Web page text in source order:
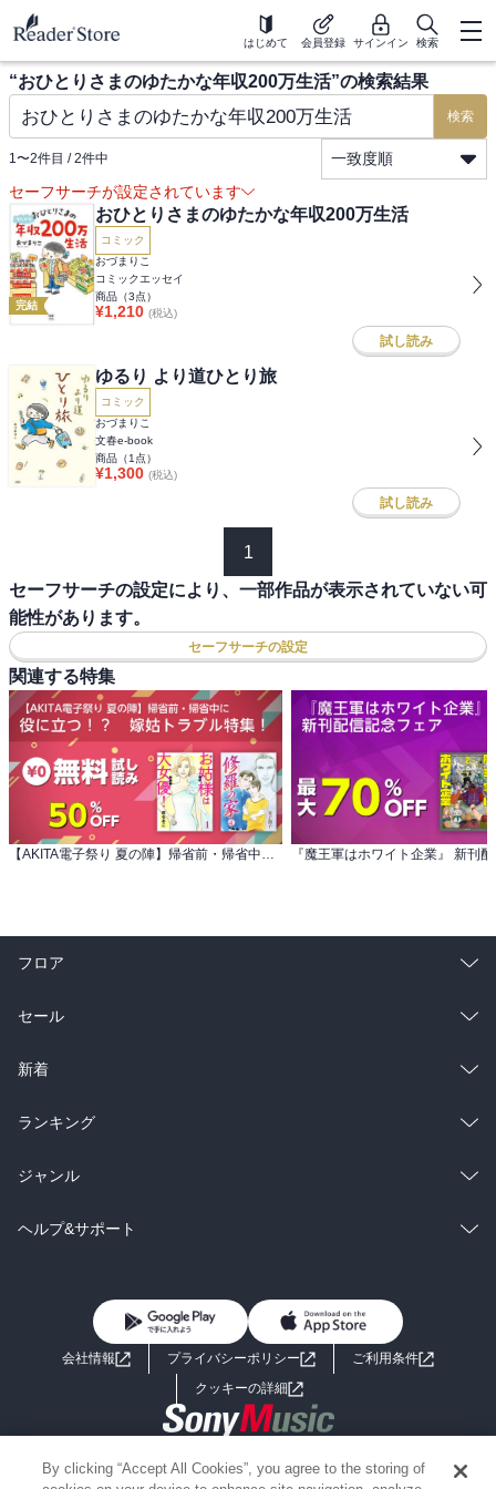
はじめて 会員登録 サインイン 検索
“おひとりさまのゆたかな年収200万生活”の検索結果
検索
1〜2件目 / 2件中
一致度順
セーフサーチが設定されています
完結
おひとりさまのゆたかな年収200万生活
コミック
おづまりこ
コミックエッセイ
商品（3点）
¥1,210 (税込)
試し読み
ゆるり より道ひとり旅
コミック
おづまりこ
文春e-book
商品（1 点）
¥1,300 (税込)
試し読み
1
セーフサーチの設定により、一部作品が表示されていない可
能性があります。
セーフサーチの設定
関連する特集
【AKITA電子祭り 夏の陣】帰省前・帰省中に 役に立つ！？ 嫁姑トラブル特集！
フロア
総合
ラノベ
雑誌・グラビア
BL・TL
セール
総合
ラノベ
雑誌・グラビア
BL・TL
新着
総合
ラノベ
雑誌・グラビア
ランキング
総合
ラノベ
ジャンル
コミック
ライトノベル 男子向けラノベ
小説
海外小説
ミステリー SF
ヘルプ&サポート
よくあるご質問 お問い合わせ
会社情報 プライバシーポリシー
ご利用条件
クッキーの詳細
Copyright 2017 - 2026 Sony Music Entertainment(Japan) Inc.
Information on the site is for the Japan domestic market only
By clicking “Accept All Cookies”, you agree to the storing of